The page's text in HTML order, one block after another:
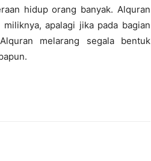
hidup orang banyak. Alquran
apalagi jika pada bagian
melarang segala bentuk